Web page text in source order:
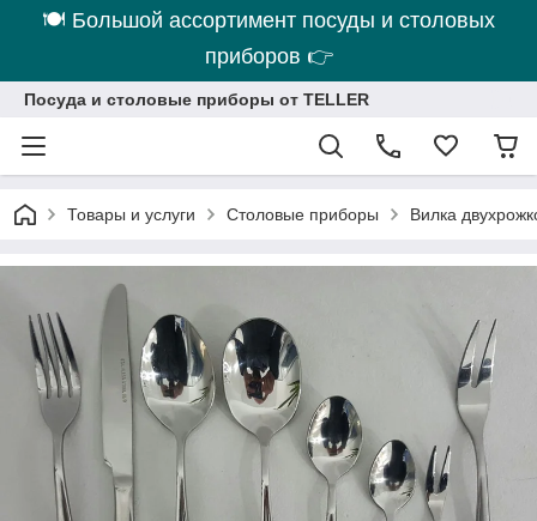
🍽 Большой ассортимент посуды и столовых
приборов 👉
Посуда и столовые приборы от TELLER
Товары и услуги Столовые приборы Вилка